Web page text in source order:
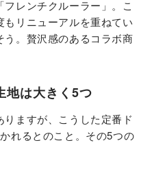
レンチクルーラー」。こ
リニューアルを重ねてい
。贅沢感のあるコラボ商
地は大きく5つ
ますが、こうした定番ド
れるとのこと。その5つの